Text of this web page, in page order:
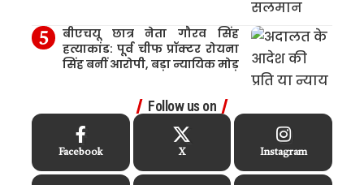
बीएचयू छात्र नेता गौरव सिंह
हत्याकांड: पूर्व चीफ प्रॉक्टर रोयना
सिंह बनीं आरोपी, बड़ा न्यायिक मोड़
Follow us on
Facebook X Instagram